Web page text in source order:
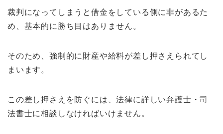
裁判になってしまうと借金をしている側に非があるた
め、基本的に勝ち目はありません。
そのため、強制的に財産や給料が差し押さえられてし
まいます。
この差し押さえを防ぐには、法律に詳しい弁護士・司
法書士に相談しなければいけません。